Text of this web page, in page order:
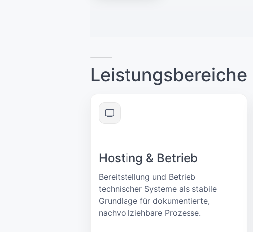
Leistungsbereiche
Hosting & Betrieb
Bereitstellung und Betrieb
technischer Systeme als stabile
Grundlage für dokumentierte,
nachvollziehbare Prozesse.